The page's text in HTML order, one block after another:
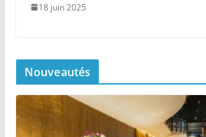
18 juin 2025
Nouveautés